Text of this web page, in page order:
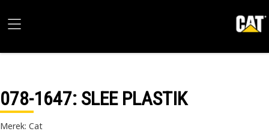
078-1647: SLEE PLASTIK
Merek: Cat